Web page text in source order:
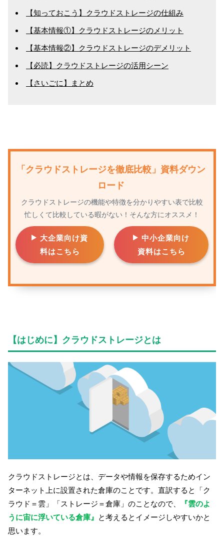
お問い合わせ
【知っておこう】クラウドストレージの仕組み
【基本情報①】クラウドストレージのメリット
【基本情報②】クラウドストレージのデメリット
【必読】クラウドストレージの活用シーン
【さいごに】まとめ
「クラウドストレージを徹底比較」資料ダウン
ロード
クラウドストレージの機能や特徴を分かりやすい表で比較
忙しくて比較している暇がない！そんな方にオススメ！
大企業向け資
料はこちら
中小企業向け
資料はこちら
【はじめに】クラウドストレージとは
クラウドストレージとは、データや情報を保存するためイン
ターネット上に設置された倉庫のことです。直訳すると「ク
ラウド＝雲」「ストレージ＝倉庫」のことなので、
『雲のよ
うに宙に浮いている倉庫』 と考えるとイメージしやすいかと
思います。